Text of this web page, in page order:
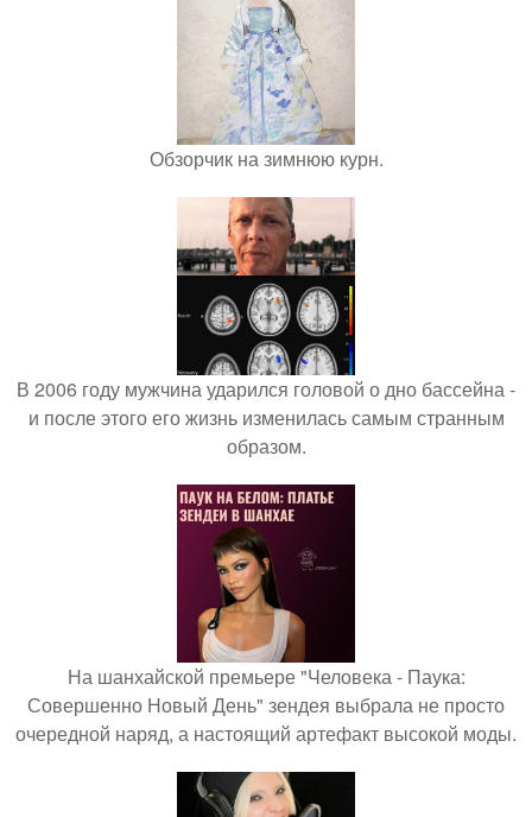
Обзорчик на зимнюю курн.
В 2006 году мужчина ударился головой о дно бассейна -
и после этого его жизнь изменилась самым странным
образом.
На шанхайской премьере "Человека - Паука:
Совершенно Новый День" зендея выбрала не просто
очередной наряд, а настоящий артефакт высокой моды.